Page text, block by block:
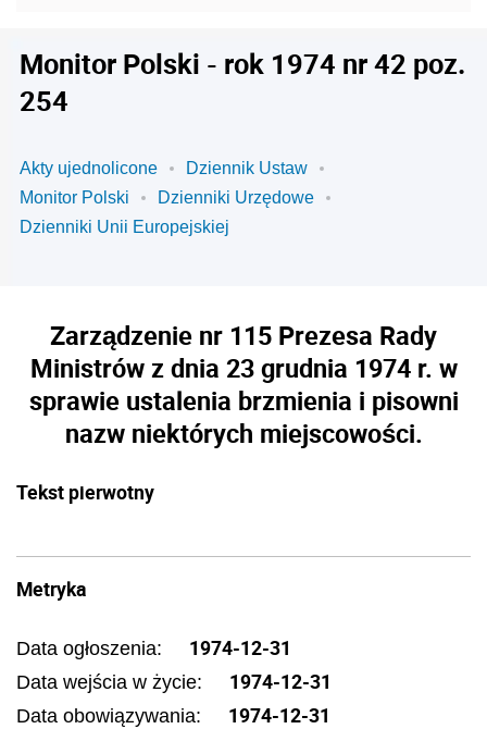
Monitor Polski - rok 1974 nr 42 poz.
254
Akty ujednolicone
Dziennik Ustaw
Monitor Polski
Dzienniki Urzędowe
Dzienniki Unii Europejskiej
Zarządzenie nr 115 Prezesa Rady
Ministrów z dnia 23 grudnia 1974 r. w
sprawie ustalenia brzmienia i pisowni
nazw niektórych miejscowości.
Tekst pierwotny
Metryka
Data ogłoszenia: 1974-12-31
Data wejścia w życie: 1974-12-31
Data obowiązywania: 1974-12-31